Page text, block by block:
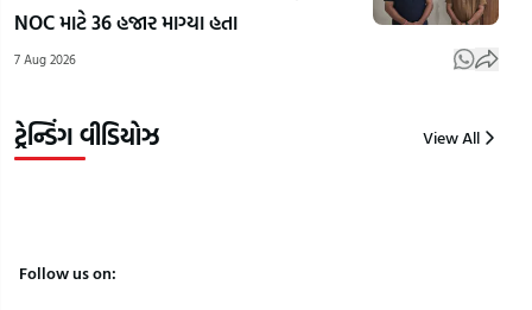
NOC માટે 36 હજાર માગ્યા હતા
7 Aug 2026
ટ્રેન્ડિંગ વીડિયોઝ View All
જીવનનું
ઘડતર
કરવાની
કહાની
8
રાજકોટમાં
Follow us on: